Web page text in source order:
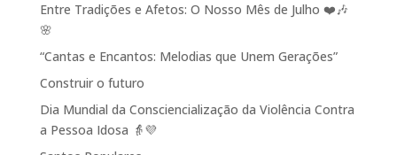
Entre Tradições e Afetos: O Nosso Mês de Julho ❤️🎶
🌸
“Cantas e Encantos: Melodias que Unem Gerações”
Construir o futuro
Dia Mundial da Consciencialização da Violência Contra
a Pessoa Idosa 👵💜